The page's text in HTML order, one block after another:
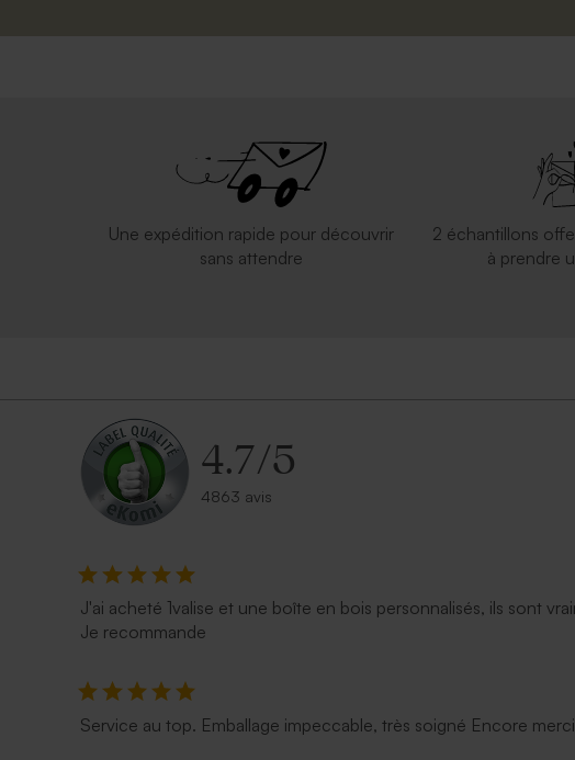
Une expédition rapide pour découvrir
sans attendre
2 échantillons
à prendre
4.7/5
4863 avis
J'ai acheté 1valise et une boîte en bois personnalisés, ils sont
Je recommande
Service au top. Emballage impeccable, très soigné Encore merci